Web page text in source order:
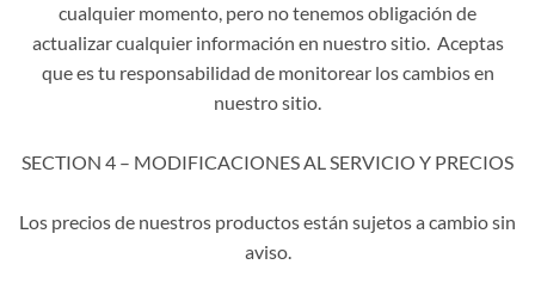
cualquier momento, pero no tenemos obligación de
actualizar cualquier información en nuestro sitio. Aceptas
que es tu responsabilidad de monitorear los cambios en
nuestro sitio.
SECTION 4 – MODIFICACIONES AL SERVICIO Y PRECIOS
Los precios de nuestros productos están sujetos a cambio sin
aviso.